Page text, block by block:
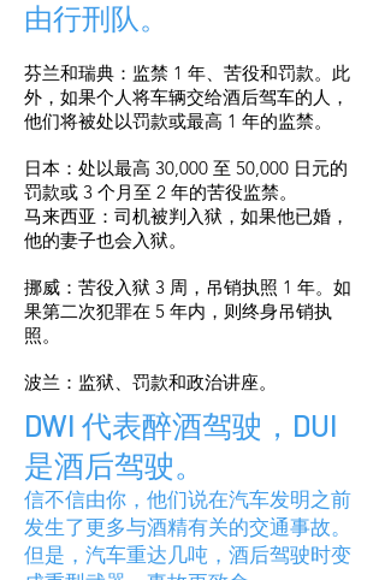
由行刑队。
芬兰和瑞典：监禁 1 年、苦役和罚款。此
外，如果个人将车辆交给酒后驾车的人，
他们将被处以罚款或最高 1 年的监禁。
日本：处以最高 30,000 至 50,000 日元的
罚款或 3 个月至 2 年的苦役监禁。
马来西亚：司机被判入狱，如果他已婚，
他的妻子也会入狱。
挪威：苦役入狱 3 周，吊销执照 1 年。如
果第二次犯罪在 5 年内，则终身吊销执
照。
波兰：监狱、罚款和政治讲座。
DWI 代表醉酒驾驶，DUI
是酒后驾驶。
信不信由你，他们说在汽车发明之前
发生了更多与酒精有关的交通事故。
但是，汽车重达几吨，酒后驾驶时变